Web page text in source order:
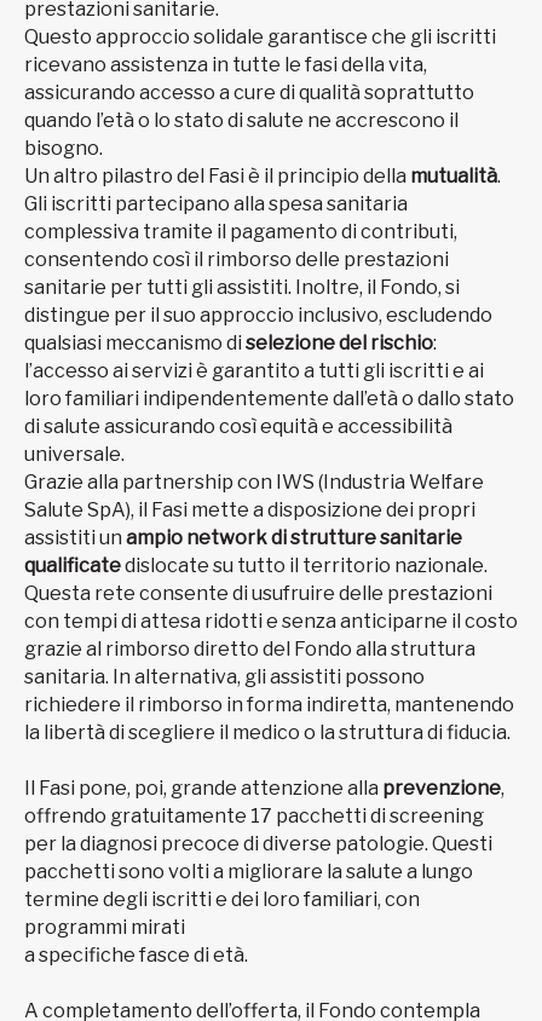
prestazioni sanitarie.
Questo approccio solidale garantisce che gli iscritti
ricevano assistenza in tutte le fasi della vita,
assicurando accesso a cure di qualità soprattutto
quando l’età o lo stato di salute ne accrescono il
bisogno.
Un altro pilastro del Fasi è il principio della mutualità.
Gli iscritti partecipano alla spesa sanitaria
complessiva tramite il pagamento di contributi,
consentendo così il rimborso delle prestazioni
sanitarie per tutti gli assistiti. Inoltre, il Fondo, si
distingue per il suo approccio inclusivo, escludendo
qualsiasi meccanismo di selezione del rischio:
l’accesso ai servizi è garantito a tutti gli iscritti e ai
loro familiari indipendentemente dall’età o dallo stato
di salute assicurando così equità e accessibilità
universale.
Grazie alla partnership con IWS (Industria Welfare
Salute SpA), il Fasi mette a disposizione dei propri
assistiti un ampio network di strutture sanitarie
qualificatedislocate su tutto il territorio nazionale.
Questa rete consente di usufruire delle prestazioni
con tempi di attesa ridotti e senza anticiparne il costo
grazie al rimborso diretto del Fondo alla struttura
sanitaria. In alternativa, gli assistiti possono
richiedere il rimborso in forma indiretta, mantenendo
la libertà di scegliere il medico o la struttura di fiducia.
Il Fasi pone, poi, grande attenzione alla prevenzione,
offrendo gratuitamente 17 pacchetti di screening
per la diagnosi precoce di diverse patologie. Questi
pacchetti sono volti a migliorare la salute a lungo
termine degli iscritti e dei loro familiari, con
programmi mirati
a specifiche fasce di età.
A completamento dell’offerta, il Fondo contempla